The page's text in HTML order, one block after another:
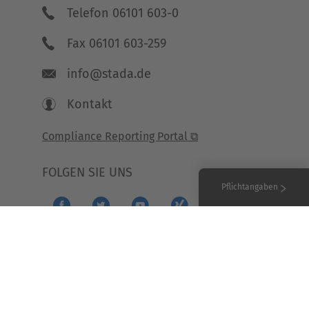
Telefon 06101 603-0
Fax 06101 603-259
info@stada.de
Kontakt
Compliance Reporting Portal ⧉
FOLGEN SIE UNS
Pflichtangaben